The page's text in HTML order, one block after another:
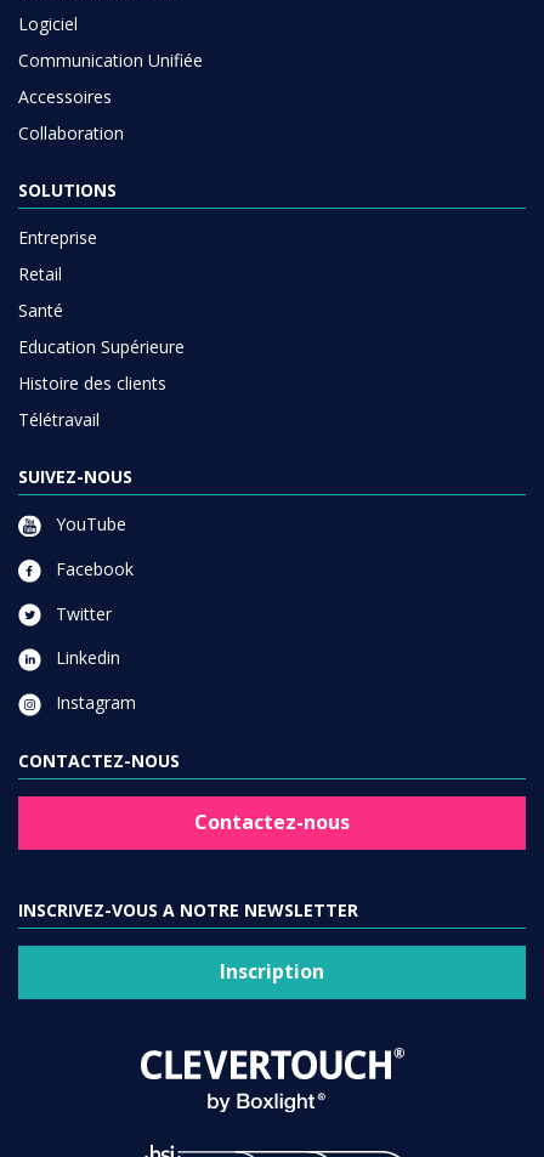
Logiciel
Communication Unifiée
Accessoires
Collaboration
SOLUTIONS
Entreprise
Retail
Santé
Education Supérieure
Histoire des clients
Télétravail
SUIVEZ-NOUS
YouTube
Facebook
Twitter
Linkedin
Instagram
CONTACTEZ-NOUS
Contactez-nous
INSCRIVEZ-VOUS A NOTRE NEWSLETTER
Inscription